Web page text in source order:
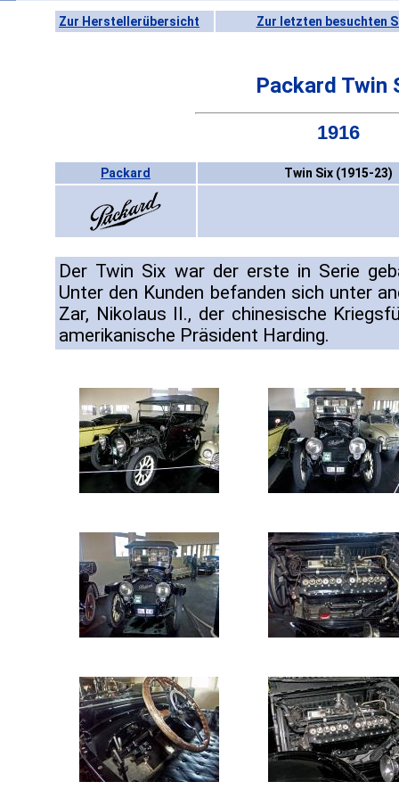
Zur Herstellerübersicht Zur letzten besuchten
Packard Twin
1916
Packard Twin Six (1915-23)
Der Twin Six war der erste in Serie
Unter den Kunden befanden sich unter
Zar, Nikolaus II., der chinesische
amerikanische Präsident Harding.